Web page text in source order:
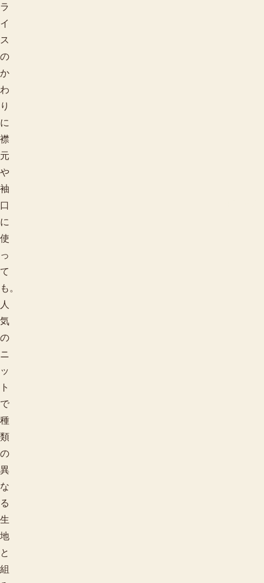
ラ
イ
ス
の
か
わ
り
に
襟
元
や
袖
口
に
使
っ
て
も。
人
気
の
ニ
ッ
ト
で
種
類
の
異
な
る
生
地
と
組